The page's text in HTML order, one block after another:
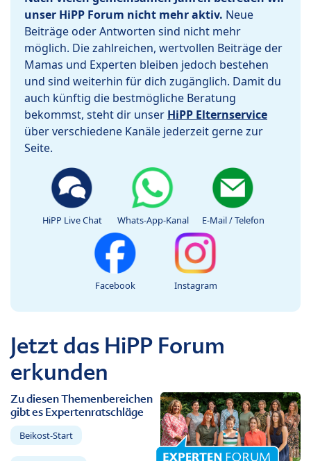
unser HiPP Forum nicht mehr aktiv. Neue
Beiträge oder Antworten sind nicht mehr
möglich. Die zahlreichen, wertvollen Beiträge der
Mamas und Experten bleiben jedoch bestehen
und sind weiterhin für dich zugänglich. Damit du
auch künftig die bestmögliche Beratung
bekommst, steht dir unser HiPP Elternservice
über verschiedene Kanäle jederzeit gerne zur
Seite.
HiPP Live Chat Whats-App-Kanal E-Mail / Telefon
Facebook Instagram
Jetzt das HiPP Forum
erkunden
Zu diesen Themenbereichen
gibt es Expertenratschläge
Beikost-Start